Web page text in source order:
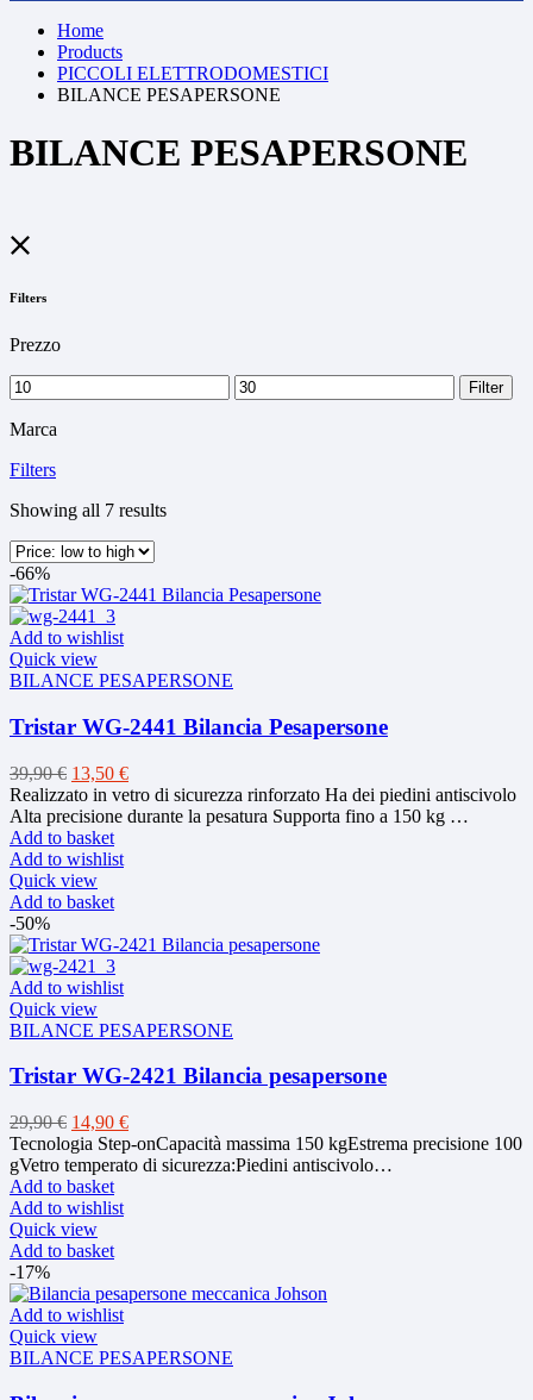
Home
Products
PICCOLI ELETTRODOMESTICI
BILANCE PESAPERSONE
BILANCE PESAPERSONE
Filters
Prezzo
Min
price
Max
price
Filter
Marca
Filters
Showing all 7 resultsSorted
to
-66%
Add to wishlist
Quick view
BILANCE PESAPERSONE
Tristar WG-2441 Bilancia Pesapersone
39,90€ Original
price
was:
39,90 €.
13,50 €Current
price
is:
Realizzato in vetro di sicurezza rinforzato Ha dei piedini antiscivolo
Alta precisione durante la pesatura Supporta fino a 150 kg …
Add to basket
Add to wishlist
Quick view
Add to basket
-50%
Add to wishlist
Quick view
BILANCE PESAPERSONE
Tristar WG-2421 Bilancia pesapersone
29,90€ Original
price
was:
29,90 €.
14,90 €Current
price
is:
Tecnologia Step-onCapacità massima 150 kgEstrema precisione 100
gVetro temperato di sicurezza:Piedini antiscivolo…
Add to basket
Add to wishlist
Quick view
Add to basket
-17%
Add to wishlist
Quick view
BILANCE PESAPERSONE